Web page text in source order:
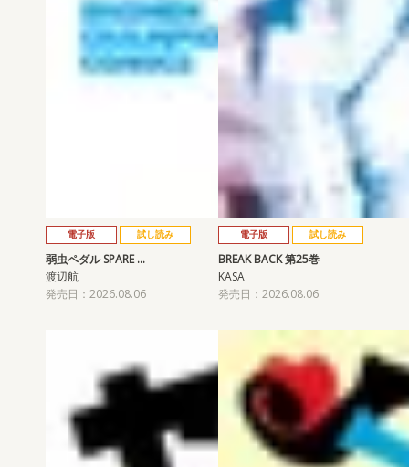
電子版 試し読み
弱虫ペダル SPARE …
渡辺航
発売日：2026.08.06
電子版 試し読み
BREAK BACK 第25巻
KASA
発売日：2026.08.06